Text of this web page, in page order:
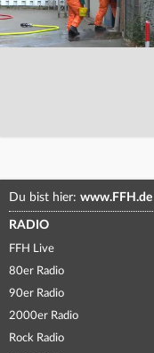
Du bist hier: www.FFH.de
RADIO
FFH Live
80er Radio
90er Radio
2000er Radio
Rock Radio